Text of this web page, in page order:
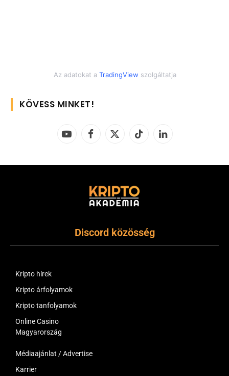
Az adatokat a TradingView szolgáltatja
KÖVESS MINKET!
YouTubeFacebook
X
TikTok LinkedIn
Discord közösség
Kripto hírek
Kripto árfolyamok
Kripto tanfolyamok
Online Casino
Magyarország
Médiaajánlat / Advertise
Karrier